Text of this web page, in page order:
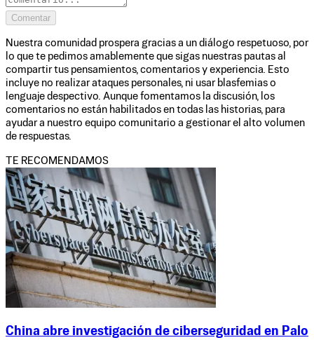
Comentar
Nuestra comunidad prospera gracias a un diálogo respetuoso, por
lo que te pedimos amablemente que sigas nuestras pautas al
compartir tus pensamientos, comentarios y experiencia. Esto
incluye no realizar ataques personales, ni usar blasfemias o
lenguaje despectivo. Aunque fomentamos la discusión, los
comentarios no están habilitados en todas las historias, para
ayudar a nuestro equipo comunitario a gestionar el alto volumen
de respuestas.
TE RECOMENDAMOS
China abre investigación de ciberseguridad en Palo